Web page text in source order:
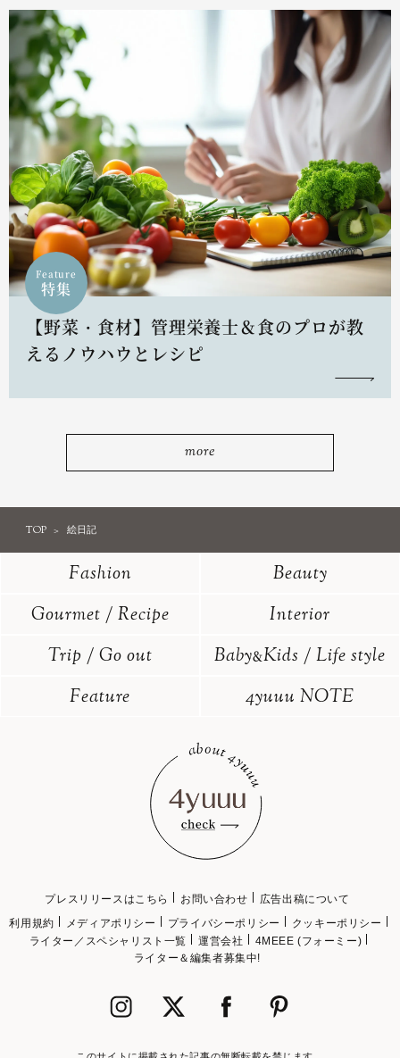
Feature
特集
【野菜・食材】管理栄養士＆食のプロが教
えるノウハウとレシピ
more
TOP 絵日記
Fashion
Beauty
Gourmet / Recipe
Interior
Trip / Go out
Baby&Kids / Life style
Feature
4yuuu NOTE
プレスリリースはこちら お問い合わせ
広告出稿について
利用規約
メディアポリシー プライバシーポリシー
クッキーポリシー
ライター／スペシャリスト一覧
運営会社
4MEEE (フォーミー)
ライター＆編集者募集中!